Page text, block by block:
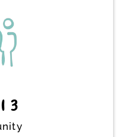
wie du mit Weinen
umgehst und wie
dabei helfen! Das
Wochen mitten in
Seminar mit
3